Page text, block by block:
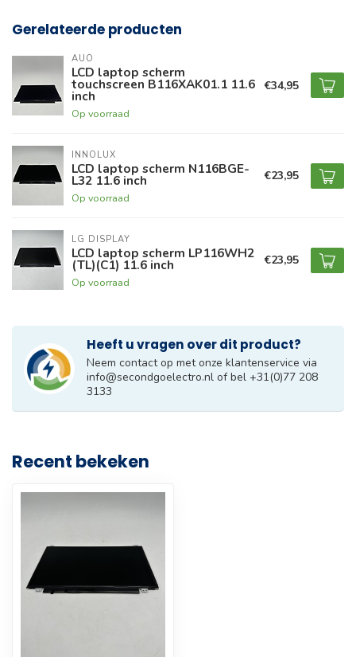
Gerelateerde producten
AUO
LCD laptop scherm
touchscreen B116XAK01.1 11.6
inch
Op voorraad
€34,95
INNOLUX
LCD laptop scherm N116BGE-
L32 11.6 inch
Op voorraad
€23,95
LG DISPLAY
LCD laptop scherm LP116WH2
(TL)(C1) 11.6 inch
Op voorraad
€23,95
Heeft u vragen over dit product?
Neem contact op met onze klantenservice via
info@secondgoelectro.nl of bel +31(0)77 208
3133
Recent bekeken